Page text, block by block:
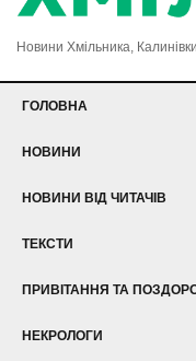
Новини Хмільника,
ГОЛОВНА
НОВИНИ
НОВИНИ ВІД ЧИТАЧІВ
ТЕКСТИ
ПРИВІТАННЯ ТА
НЕКРОЛОГИ